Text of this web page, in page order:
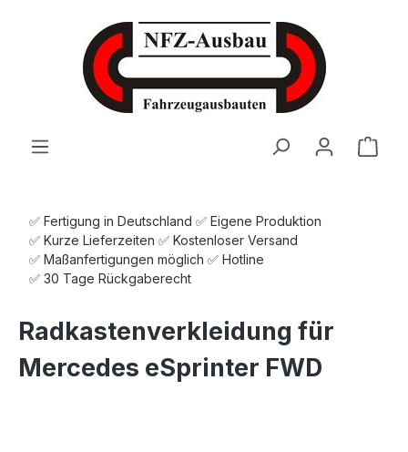
Zum Hauptinhalt springen
✅ Fertigung in Deutschland ✅ Eigene Produktion
✅ Kurze Lieferzeiten ✅ Kostenloser Versand
✅ Maßanfertigungen möglich ✅ Hotline
✅ 30 Tage Rückgaberecht
Radkastenverkleidung für
Mercedes eSprinter FWD